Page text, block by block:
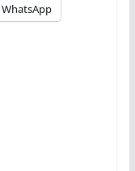
WhatsApp